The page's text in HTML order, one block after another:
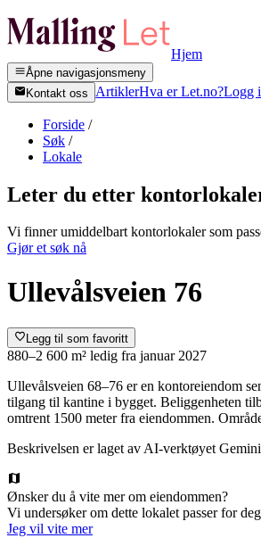
Hjem
Åpne navigasjonsmeny
Kontakt oss
ArtiklerHva er Let.no?Logg
Forside /
Søk /
Lokale
Leter du etter
Vi finner umiddelbart kontorlokaler som
Gjør et søk nå
Ullevålsveien 76
Legg til som favoritt
880–2 600 m² ledig fra januar 2027
Ullevålsveien 68–76 er en kontoreiendom
tilgang til kantine i bygget. Beliggenheten
omtrent 1500 meter fra eiendommen.
Beskrivelsen er laget av AI-verktøyet
Ønsker du å vite mer om eiendommen?
Vi undersøker om dette lokalet passer for
Jeg vil vite mer